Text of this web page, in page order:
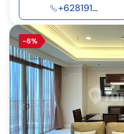
+628191...
-6%